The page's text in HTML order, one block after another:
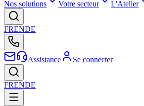
Nos solutions Votre secteur L'Atelier
FRENDE
Assistance Se connecter
FRENDE